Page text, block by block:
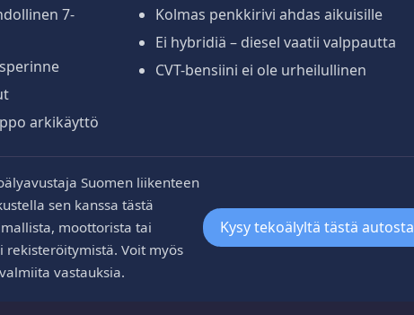
7-
arkikäyttö
Kolmas penkkirivi ahdas aikuisille
Ei hybridiä – diesel vaatii valppautta
CVT-bensiini ei ole urheilullinen
Suomen liikenteen
sen kanssa tästä
moottorista tai
rekisteröitymistä. Voit myös
vastauksia.
Kysy tekoälyltä tästä autosta